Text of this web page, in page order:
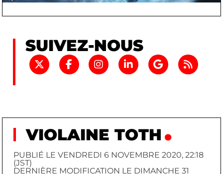
SUIVEZ-NOUS
VIOLAINE TOTH
PUBLIÉ LE VENDREDI 6 NOVEMBRE 2020, 22:18
(JST)
DERNIÈRE MODIFICATION LE DIMANCHE 31